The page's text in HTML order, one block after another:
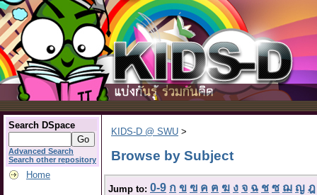
Search DSpace
Advanced Search
Search other repository
Home
KIDS-D @ SWU >
Browse by Subject
Jump to: 0-9 ก ข ฃ ค ฅ ฆ ง จ ฉ ช ซ ฌ ญ ฎ